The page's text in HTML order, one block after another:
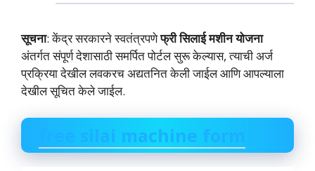
सूचना: केंद्र सरकारने स्वतंत्रपणेफ्री सिलाई मशीन योजना
अंतर्गत संपूर्ण देशासाठी समर्पित पोर्टल सुरू केल्यास, त्याची अर्ज
प्रक्रिया देखील लवकरच अद्यतनित केली जाईल आणि आपल्याला
देखील सूचित केले जाईल.
free silai machine form